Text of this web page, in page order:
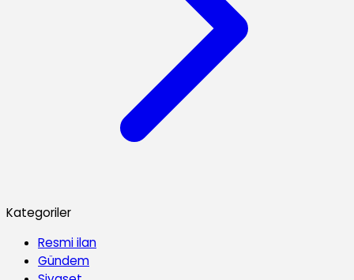
Kategoriler
Resmi ilan
Gündem